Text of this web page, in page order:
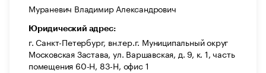
Мураневич Владимир Александрович
Юридический адрес:
г. Санкт-Петербург, вн.тер.г. Муниципальный округ
Московская Застава, ул. Варшавская, д. 9, к. 1, часть
помещения 60-Н, 83-Н, офис 1